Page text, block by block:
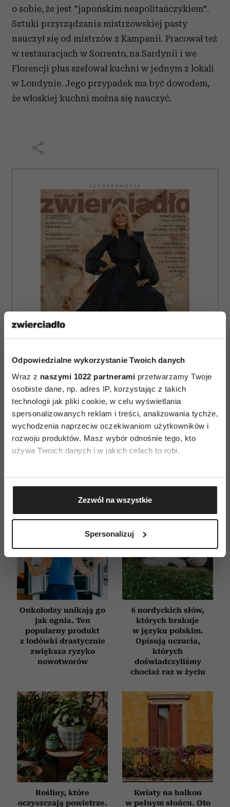
Odpowiedzialne wykorzystanie Twoich danych
Wraz z naszymi 1022 partnerami przetwarzamy Twoje
osobiste dane, np. adres IP, korzystając z takich
technologii jak pliki cookie, w celu wyświetlania
spersonalizowanych reklam i treści, analizowania tychże,
wychodzenia naprzeciw oczekiwaniom użytkowników i
rozwoju produktów. Masz wybór odnośnie tego, kto
używa Twoich danych i w jakich celach to robi.
Jeśli wyrazisz na to zgodę, chcielibyśmy również:
Gromadzić dane dotyczące Twojej lokalizacji
geograficznej z dokładnością nawet do kilku metrów
Identyfikować Twoje urządzenie, aktywnie
(fingerprinting, czyli wirtualny odcisk palca)
dane są przetwarzane oraz ustaw własne preferencje w
sekcji szczegółów. W Deklaracji plików cookie możesz
zmienić lub wycofać swoją zgodę w dowolnej chwili.
Wykorzystujemy pliki cookie do spersonalizowania treści
i reklam, aby oferować funkcje społecznościowe i
analizować ruch w naszej witrynie. Informacje o tym, jak
korzystasz z naszej witryny, udostępniamy partnerom
społecznościowym, reklamowym i analitycznym.
Partnerzy mogą połączyć te informacje z innymi danymi
korzystania z ich usług.
Zezwól na wszystkie
Spersonalizuj
o sobie, że jest "japońskim neapolitańczykiem".
Sztuki przyrządzania mistrzowskiej pasty
nauczył się od mistrzów z Kampanii. Pracował też
w restauracjach w Sorrento, na Sardynii i we
Florencji plus szefował kuchni w jednym z lokali
w Londynie. Jego przypadek ma być dowodem,
że włoskiej kuchni można się nauczyć.
AUTOPROMOCJA
ZAMÓW
WYDANIE DRUKOWANE
E-WYDANIE
Onkolodzy unikają go
jak ognia. Ten
popularny produkt
z lodówki drastycznie
zwiększa ryzyko
nowotworów
6 nordyckich słów,
których brakuje
w języku polskim.
Opisują uczucia,
których
doświadczyliśmy
chociaż raz w życiu
Rośliny, które
oczyszczają powietrze.
Kwiaty na balkon
w pełnym słońcu. Oto